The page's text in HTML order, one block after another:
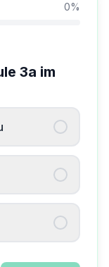
0%
3a im